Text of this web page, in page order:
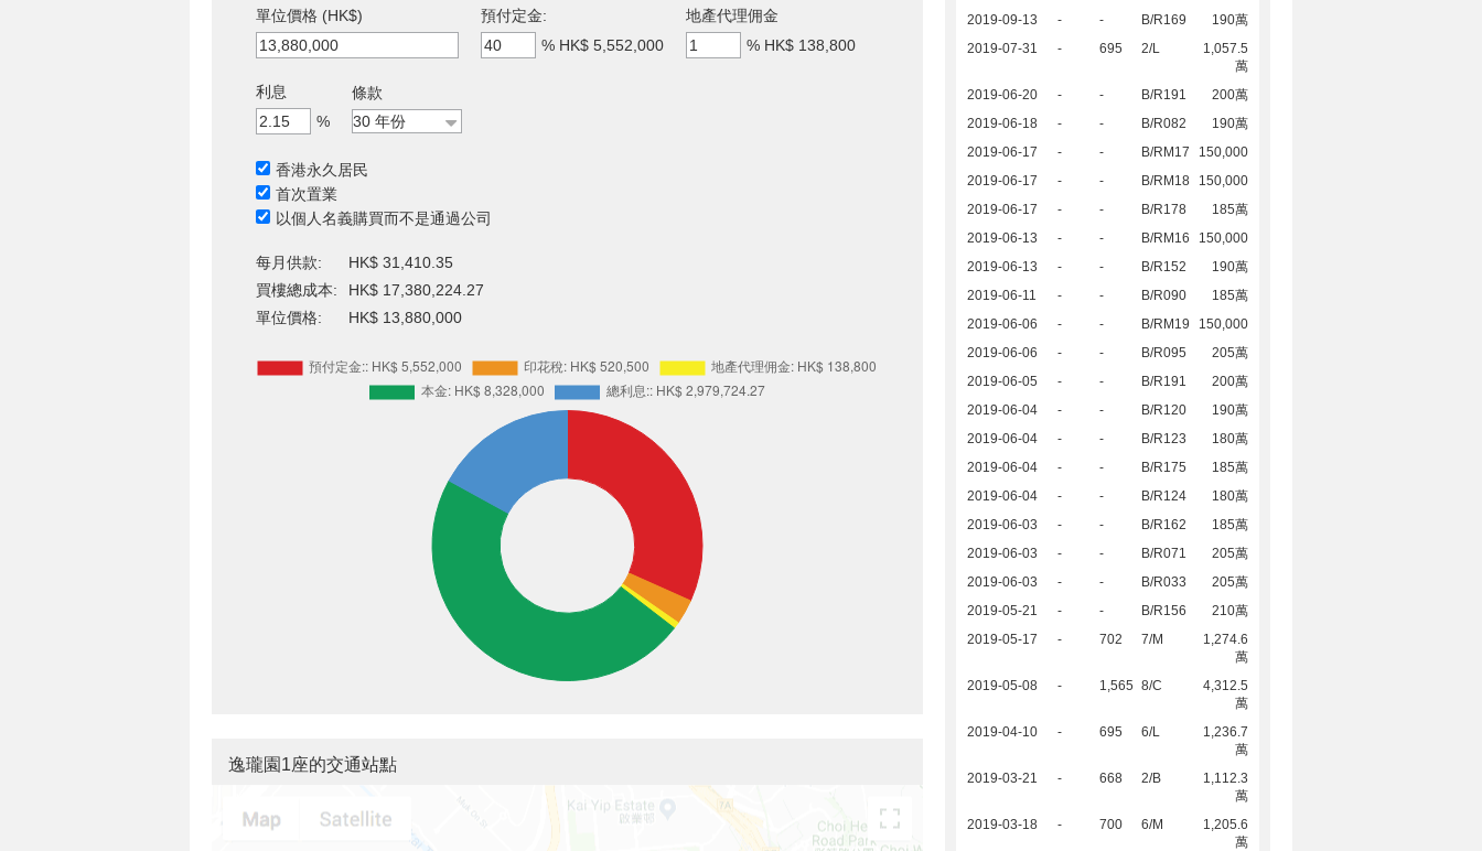
2019-09-13
- - B/R169
190萬
2019-07-31
- 695 2/L
1,057.5
萬
2019-06-20
- - B/R191
200萬
2019-06-18
- - B/R082
190萬
2019-06-17
- - B/RM17
150,000
2019-06-17
- - B/RM18
150,000
2019-06-17
- - B/R178
185萬
2019-06-13
- - B/RM16
150,000
2019-06-13
- - B/R152
190萬
2019-06-11
- - B/R090
185萬
2019-06-06
- - B/RM19
150,000
2019-06-06
- - B/R095
205萬
2019-06-05
- - B/R191
200萬
2019-06-04
- - B/R120
190萬
2019-06-04
- - B/R123
180萬
2019-06-04
- - B/R175
185萬
2019-06-04
- - B/R124
180萬
2019-06-03
- - B/R162
185萬
2019-06-03
- - B/R071
205萬
2019-06-03
- - B/R033
205萬
2019-05-21
- - B/R156
210萬
2019-05-17
- 702 7/M
1,274.6
萬
2019-05-08
- 1,565 8/C
4,312.5
萬
2019-04-10
- 695 6/L
1,236.7
萬
2019-03-21
- 668 2/B
1,112.3
萬
2019-03-18
- 700 6/M
1,205.6
萬
單位價格 (HK$)
預付定金:
% HK$ 5,552,000
地產代理佣金
% HK$ 138,800
利息
%
條款
香港永久居民
首次置業
以個人名義購買而不是通過公司
每月供款:
HK$ 31,410.35
買樓總成本:
HK$ 17,380,224.27
單位價格:
HK$ 13,880,000
逸瓏園1座的交通站點